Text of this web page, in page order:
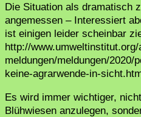
Die Situation als dramatisch
angemessen – Interessiert
ist einigen leider scheinbar
http://www.umweltinstitut.org/
meldungen/meldungen/
keine-agrarwende-in-
Es wird immer wichtiger,
Blühwiesen anzulegen,